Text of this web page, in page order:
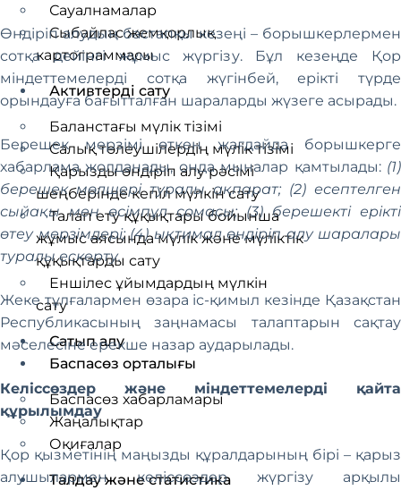
Сауалнамалар
Сыбайлас жемқорлық
картограммасы
Активтерді сату
Баланстағы мүлік тізімі
Салық төлеушілердің мүлік тізімі
Қарызды өндіріп алу рәсімі
шеңберінде кепіл мүлкін сату
Талап ету құқықтары бойынша
жұмыс аясында мүлік және мүліктік
құқықтарды сату
Еншілес ұйымдардың мүлкін
сату
Сатып алу
Баспасөз орталығы
Баспасөз хабарламары
Жаңалықтар
Оқиғалар
Талдау және статистика
Өндіріп алудың бастапқы кезеңі – борышкерлермен
сотқа дейінгі жұмыс жүргізу. Бұл кезеңде Қор
міндеттемелерді сотқа жүгінбей, ерікті түрде
орындауға бағытталған шараларды жүзеге асырады.
Берешек мерзімі өткен жағдайда борышкерге
хабарлама жолданады, онда мыналар қамтылады: (1)
берешек мөлшері туралы ақпарат; (2) есептелген
сыйақы мен өсімпұл сомасы; (3) берешекті ерікті
өтеу мерзімдері; (4) ықтимал өндіріп алу шаралары
туралы ескерту.
Жеке тұлғалармен өзара іс-қимыл кезінде Қазақстан
Республикасының заңнамасы талаптарын сақтау
мәселесіне ерекше назар аударылады.
Келіссөздер және міндеттемелерді қайта
құрылымдау
Қор қызметінің маңызды құралдарының бірі – қарыз
алушылармен келіссөздер жүргізу арқылы